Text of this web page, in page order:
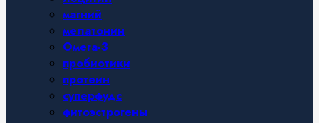
магний
мелатонин
Омега-3
пробиотики
протеин
суперфудс
фитоэстрогены